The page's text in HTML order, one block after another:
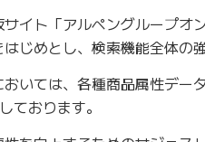
イト「アルペングループオ
じめとし、検索機能全体の
いては、各種商品属性デー
ております。